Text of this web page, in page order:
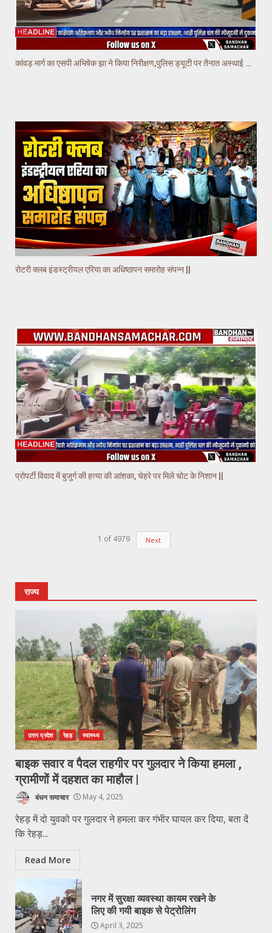
कांवड़ मार्ग का एसपी अभिषेक झा ने किया निरीक्षण,पुलिस ड्यूटी पर तैनात अस्थाई चौकियो का किया निरीक्षण
रोटरी क्लब इंडस्ट्रीयल एरिया का अधिष्ठापन समारोह संपन्न ||
प्रोपर्टी विवाद में बुजुर्ग की हत्या की आंशका, चेहरे पर मिले चोट के निशान ||
1 of 4979 Next
राज्य
उत्तर प्रदेश रेहड़ स्वास्थ्य
बाइक सवार व पैदल राहगीर पर गुलदार ने किया हमला ,
ग्रामीणों में दहशत का माहौल |
बंधन समाचार May 4, 2025
रेहड़ में दो युवको पर गुलदार ने हमला कर गंभीर घायल कर दिया, बता दें
कि रेहड़...
Read More
नगर में सुरक्षा व्यवस्था कायम रखने के
लिए की गयी बाइक से पेट्रोलिंग
April 3, 2025